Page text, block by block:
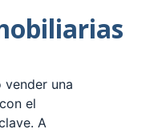
vender una
el
A